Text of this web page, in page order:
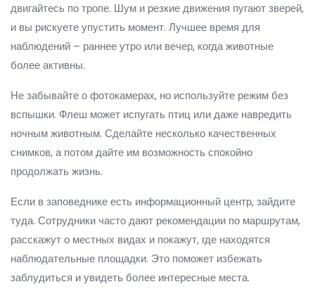
двигайтесь по тропе. Шум и резкие движения пугают зверей,
и вы рискуете упустить момент. Лучшее время для
наблюдений – раннее утро или вечер, когда животные
более активны.
Не забывайте о фотокамерах, но используйте режим без
вспышки. Флеш может испугать птиц или даже навредить
ночным животным. Сделайте несколько качественных
снимков, а потом дайте им возможность спокойно
продолжать жизнь.
Если в заповеднике есть информационный центр, зайдите
туда. Сотрудники часто дают рекомендации по маршрутам,
расскажут о местных видах и покажут, где находятся
наблюдательные площадки. Это поможет избежать
заблудиться и увидеть более интересные места.